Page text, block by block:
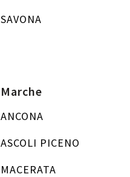
SAVONA
Marche
ANCONA
ASCOLI PICENO
MACERATA